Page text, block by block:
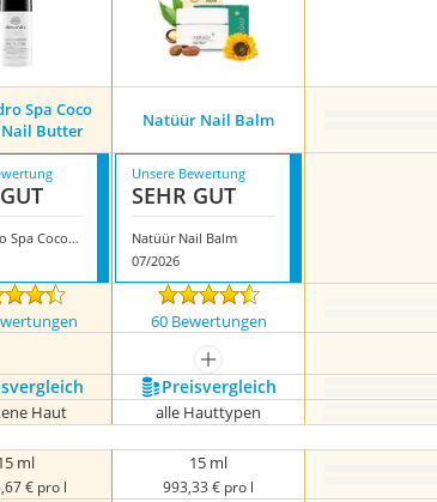
Spa Coco
Butter
Natüür Nail Balm
Alessandro Spa Coco Mango Nail Butter
Unsere Bewertung
SEHR GUT
Natüür Nail Balm
07/2026
60 Bewertungen
mehr anzeigen
Preis­vergleich
Haut alle Hauttypen
ml
€ pro l
15 ml
993,33 € pro l